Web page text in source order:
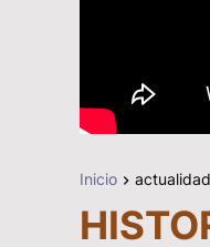
Inicio actualidad